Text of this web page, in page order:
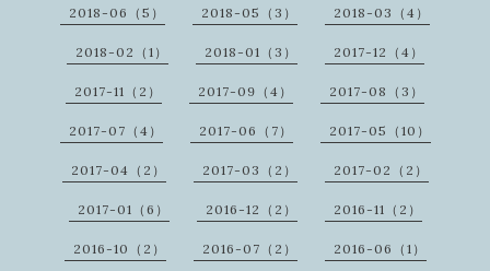
2018-06（5） 2018-05（3） 2018-03（4）
2018-02（1） 2018-01（3） 2017-12（4）
2017-11（2） 2017-09（4） 2017-08（3）
2017-07（4） 2017-06（7） 2017-05（10）
2017-04（2） 2017-03（2） 2017-02（2）
2017-01（6） 2016-12（2） 2016-11（2）
2016-10（2） 2016-07（2） 2016-06（1）